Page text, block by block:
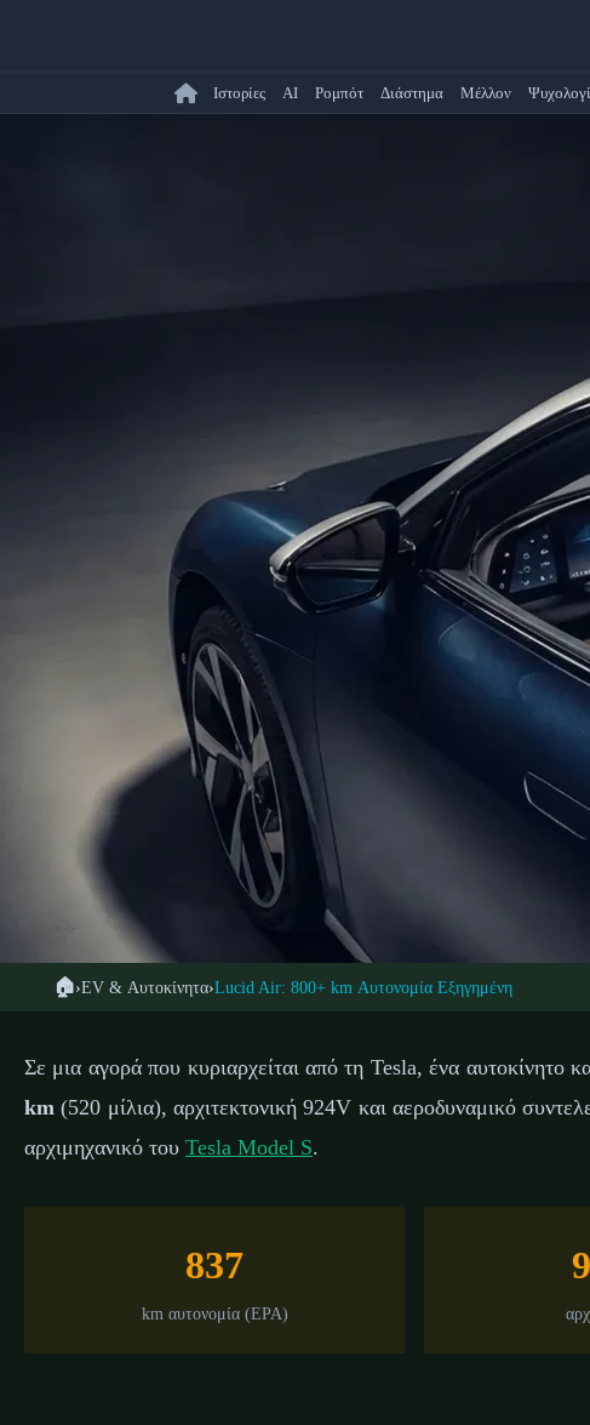
Ιστορίες AI Ρομπότ Διάστημα Μέλλον
← Επιστροφή στα EV
🚗 ΗΛΕΚΤΡΙΚΆ
Lucid Air: Πώς
🏠›EV & Αυτοκίνητα›Lucid Air: 800+ km Αυτονομία Εξηγημένη
Σε μια αγορά που κυριαρχείται από τη Tesla, ένα αυτοκίνητο
km (520 μίλια), αρχιτεκτονική 924V και αεροδυναμικό
αρχιμηχανικό του Tesla Model S.
837
km αυτονομία (EPA)